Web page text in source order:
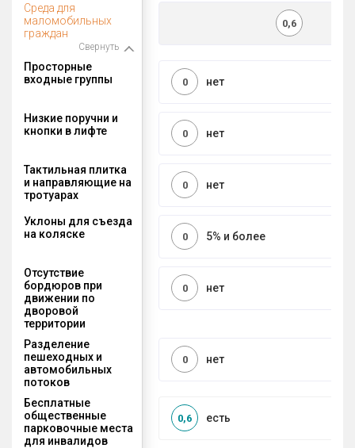
Среда для
маломобильных
граждан
Свернуть
0,6
Просторные
входные группы
нет
0
Низкие поручни и
кнопки в лифте
нет
0
Тактильная плитка
и направляющие на
тротуарах
нет
0
Уклоны для съезда
на коляске
5% и более
0
Отсутствие
бордюров при
движении по
дворовой
территории
нет
0
Разделение
пешеходных и
автомобильных
потоков
нет
0
Бесплатные
общественные
парковочные места
для инвалидов
есть
0,6